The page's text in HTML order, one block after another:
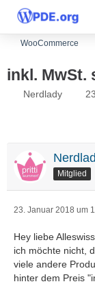
WooCommerce
inkl. MwSt.
Nerdlady
Mitglied
23. Januar 2018 um
Hey liebe
ich möchte nicht,
viele andere
hinter dem Preis